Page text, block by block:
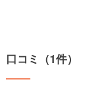
口コミ（1件）